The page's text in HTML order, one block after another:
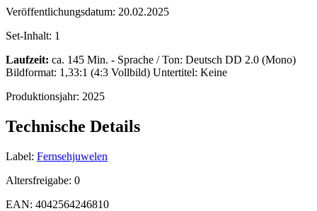
Veröffentlichungsdatum: 20.02.2025
Set-Inhalt: 1
Laufzeit: ca. 145 Min. - Sprache / Ton: Deutsch DD 2.0 (Mono)
Bildformat: 1,33:1 (4:3 Vollbild) Untertitel: Keine
Produktionsjahr: 2025
Technische Details
Label: Fernsehjuwelen
Altersfreigabe: 0
EAN: 4042564246810